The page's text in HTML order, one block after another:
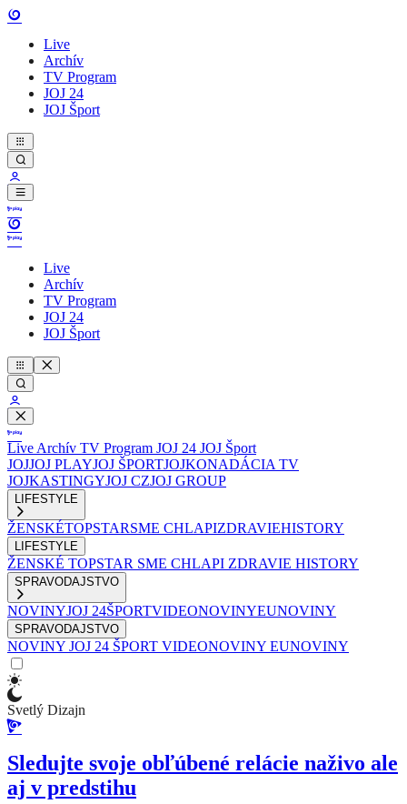
Live
Archív
TV Program
JOJ 24
JOJ Šport
Live
Archív
TV Program
JOJ 24
JOJ Šport
Live Archív TV Program JOJ 24 JOJ Šport
JOJJOJ PLAYJOJ ŠPORTJOJKONADÁCIA TV
JOJKASTINGYJOJ CZJOJ GROUP
LIFESTYLE
ŽENSKÉTOPSTARSME CHLAPIZDRAVIEHISTORY
LIFESTYLE
ŽENSKÉ TOPSTAR SME CHLAPI ZDRAVIE HISTORY
SPRAVODAJSTVO
NOVINYJOJ 24ŠPORTVIDEONOVINYEUNOVINY
SPRAVODAJSTVO
NOVINY JOJ 24 ŠPORT VIDEONOVINY EUNOVINY
Svetlý Dizajn
Sledujte svoje obľúbené relácie naživo ale
aj v predstihu